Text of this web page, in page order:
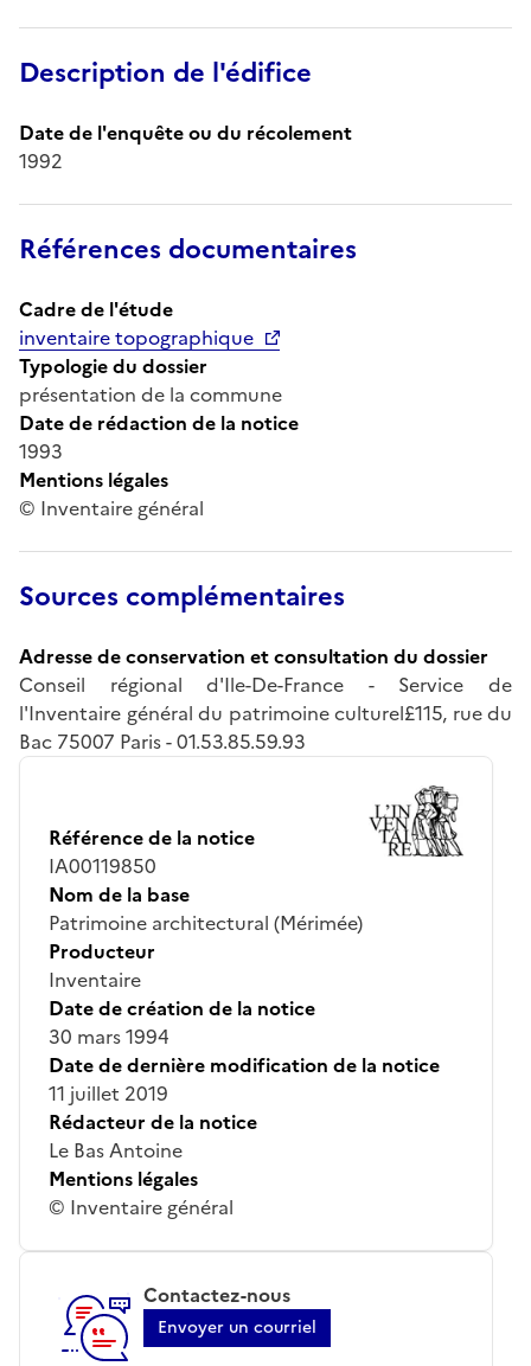
Description de l'édifice
Date de l'enquête ou du récolement
1992
Références documentaires
Cadre de l'étude
inventaire topographique
Typologie du dossier
présentation de la commune
Date de rédaction de la notice
1993
Mentions légales
© Inventaire général
Sources complémentaires
Adresse de conservation et consultation du dossier
Conseil régional d'Ile-De-France - Service de
l'Inventaire général du patrimoine culturel£115, rue du
Bac 75007 Paris - 01.53.85.59.93
Référence de la notice
IA00119850
Nom de la base
Patrimoine architectural (Mérimée)
Producteur
Inventaire
Date de création de la notice
30 mars 1994
Date de dernière modification de la notice
11 juillet 2019
Rédacteur de la notice
Le Bas Antoine
Mentions légales
© Inventaire général
Contactez-nous
Envoyer un courriel